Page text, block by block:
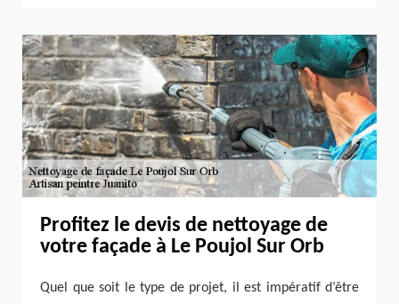
Profitez le devis de nettoyage de
votre façade à Le Poujol Sur Orb
Quel que soit le type de projet, il est impératif d’être